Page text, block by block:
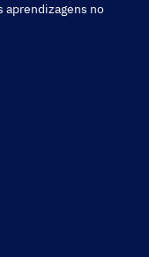
aprendizagens no